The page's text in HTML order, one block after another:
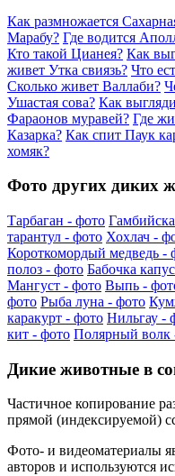
Как размножается
Марабу? Где водится
Кто такой Цианея? Как
живет Утка свиязь? Что
Сколько живет Валлаби?
Ушастая сова? Как
Фараонов муравей? Где
Казарка? Как спит Паук
хомяк?
Фото других диких
Тарбаган - фото
тарантул - фото Хохлач -
Короткомордый медведь -
полоз - фото Бабочка
Мангуст - фото Выпь -
фото Рыба луна - фото
каракурт - фото Нильгау -
кит - фото Полярный волк
Дикие животные в
Частичное копирование
прямой (индексируемой)
Фото- и видеоматериалы
авторов и используются